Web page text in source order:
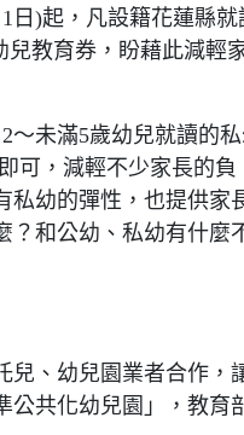
日)起，凡設籍花蓮縣就
兒教育券，盼藉此減輕
～未滿5歲幼兒就讀的
可，減輕不少家長的負
私幼的彈性，也提供家
？和公幼、私幼有什麼
兒、幼兒園業者合作，
公共化幼兒園」，教育